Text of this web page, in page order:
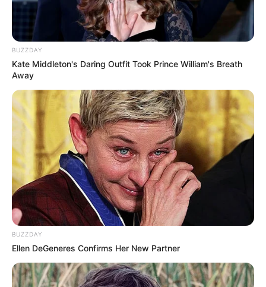
BUZZDAY
Kate Middleton's Daring Outfit Took Prince William's Breath
Away
BUZZDAY
Ellen DeGeneres Confirms Her New Partner